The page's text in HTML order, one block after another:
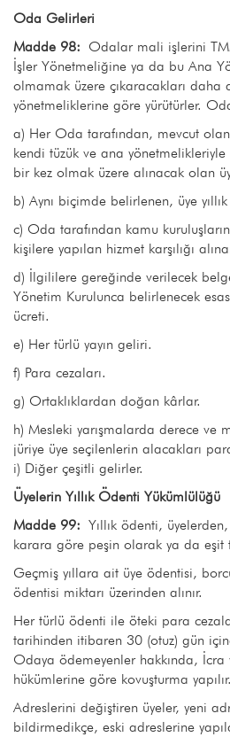
Oda Gelirleri
Madde 98: Odalar mali işlerini
İşler Yönetmeliğine ya da bu Ana
olmamak üzere çıkaracakları daha
yönetmeliklerine göre yürütürler.
a) Her Oda tarafından, mevcut
kendi tüzük ve ana
bir kez olmak üzere alınacak olan
b) Aynı biçimde belirlenen, üye
c) Oda tarafından kamu
kişilere yapılan hizmet karşılığı
d) İlgililere gereğinde verilecek
Yönetim Kurulunca belirlenecek
ücreti.
e) Her türlü yayın geliri.
f) Para cezaları.
g) Ortaklıklardan doğan kârlar.
h) Mesleki yarışmalarda derece ve
jüriye üye seçilenlerin alacakları
i) Diğer çeşitli gelirler.
Üyelerin Yıllık Ödenti Yükümlülüğü
Madde 99: Yıllık ödenti,
karara göre peşin olarak ya da eşit
Geçmiş yıllara ait üye ödentisi,
ödentisi miktarı üzerinden alınır.
Her türlü ödenti ile öteki para
tarihinden itibaren 30 (otuz) gün
Odaya ödemeyenler hakkında, İcra
hükümlerine göre kovuşturma yapılır.
Adreslerini değiştiren üyeler, yeni
bildirmedikçe, eski adreslerine